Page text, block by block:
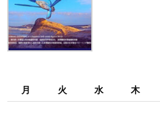
ま
す…..。
月 火 水 木